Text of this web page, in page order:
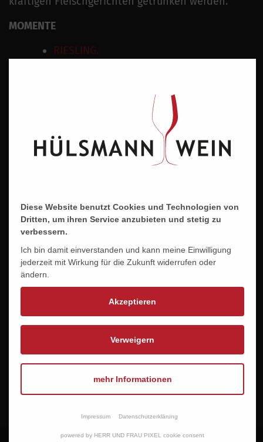
MOMENTE
RIESLING.
Weisswein
Land
Deutschland
Region
Mosel
Jahrgang
Alkoholgehalt
Allergene
Diese Website benutzt Cookies und Technologien von
Dritten, um ihren Service anzubieten und stetig zu
verbessern.
Ich bin damit einverstanden und kann meine Einwilligung
jederzeit mit Wirkung für die Zukunft widerrufen oder
ändern.
Akzeptieren
Verweigern
mehr Informationen
Impressum Datenschutzerklärung
powered by HERR UND FRAU PIXEL cookie consent